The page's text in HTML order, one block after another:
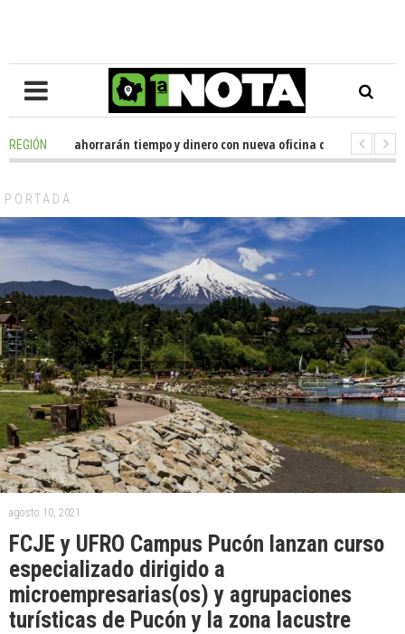
REGIÓN
usuarios ahorrarán tiempo y dinero con nueva oficina de licencias de
PORTADA
agosto 10, 2021
FCJE y UFRO Campus Pucón lanzan curso
especializado dirigido a
microempresarias(os) y agrupaciones
turísticas de Pucón y la zona lacustre